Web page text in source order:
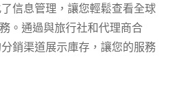
信息管理，讓您輕鬆查看全球
。通過與旅行社和代理商合
銷渠道展示庫存，讓您的服務